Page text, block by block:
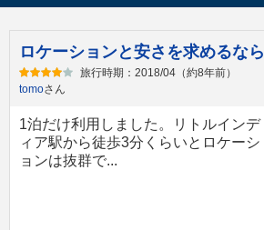
ロケーションと安さを求めるなら
旅行時期：2018/04（約8年前）
tomoさん
1泊だけ利用しました。リトルインデ
ィア駅から徒歩3分くらいとロケーシ
ョンは抜群で...